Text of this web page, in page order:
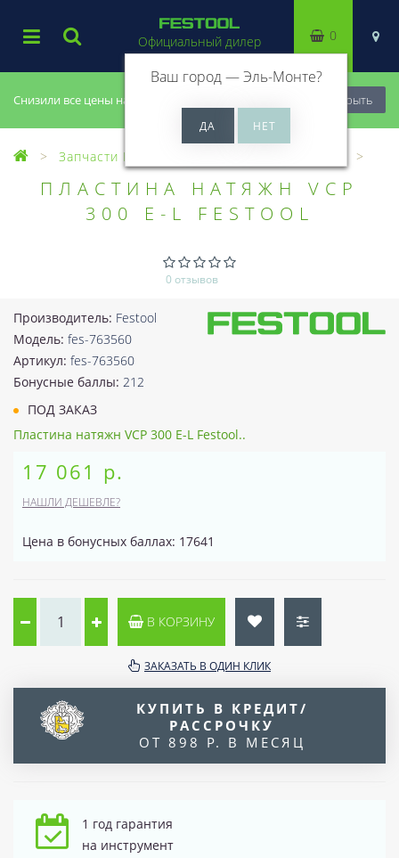
Снизили все цены на 20%, успей купить! Закрыть
Официальный дилер
Ваш город —Эль-Монте?
0
Запчасти Festool
ПЛАСТИНА НАТЯЖН VCP
300 E-L FESTOOL
0 отзывов
Производитель: Festool
Модель: fes-763560
Артикул: fes-763560
Бонусные баллы: 212
ПОД ЗАКАЗ
Пластина натяжн VCP 300 E-L Festool..
17 061 р.
НАШЛИ ДЕШЕВЛЕ?
Цена в бонусных баллах: 17641
В КОРЗИНУ
ЗАКАЗАТЬ В ОДИН КЛИК
КУПИТЬ В КРЕДИТ/
РАССРОЧКУ
ОТ 898 Р. В МЕСЯЦ
1 год гарантия
на инструмент